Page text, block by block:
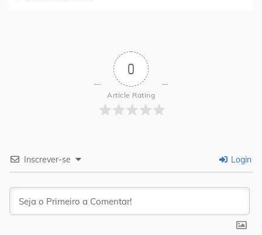
0
Article Rating
Inscrever-se Login